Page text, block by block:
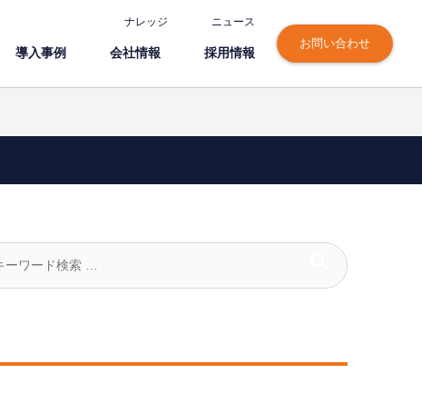
ナレッジ ニュース
導⼊事例 会社情報 採⽤情報
お問い合わせ